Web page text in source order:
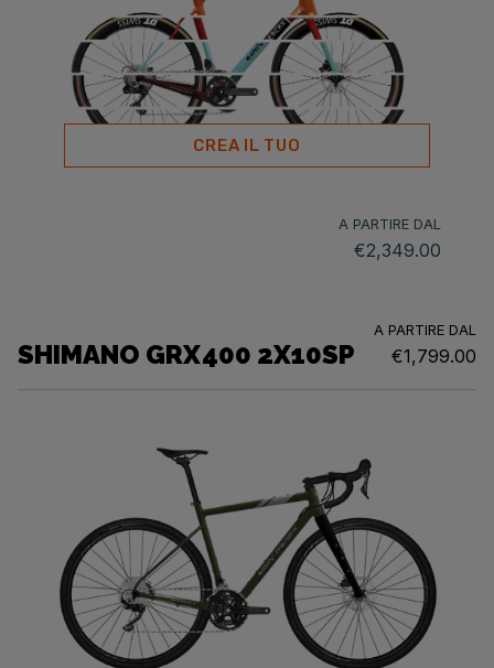
CREA IL TUO
A PARTIRE DAL
€2,349.00
SHIMANO GRX400 2X10SP
A PARTIRE DAL
€1,799.00